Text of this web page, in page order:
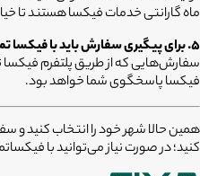
ماه گارانتی خدمات فیکسا هستند تا
۵. برای پیگیری سفارش باید با فیکسا تماس بگیرم یا ۱۶۹۹؟
سفارش‌هایی که از طریق پلتفرم
فیکسا پاسخگوی شما خواهد بود.
همین حالا شهر خود را انتخاب کنید و
کنید؛ در صورت نیاز می‌توانید با